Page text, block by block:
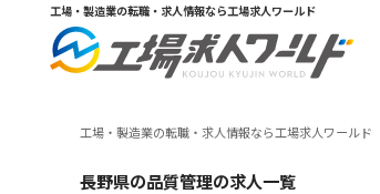
工場・製造業の転職・求人情報なら工場求人ワールド
工場・製造業の転職・求人情報なら工場求人ワールド
長野県の品質管理の求人一覧